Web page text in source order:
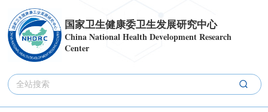
国家卫生健康委卫生发展研究中心
China National Health Development Research
Center